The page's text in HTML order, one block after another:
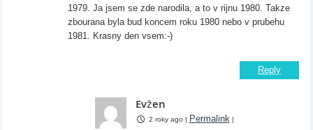
1979. Ja jsem se zde narodila, a to v rijnu 1980. Takze
zbourana byla bud koncem roku 1980 nebo v prubehu
1981. Krasny den vsem:-)
Reply
Evžen
2 roky ago | Permalink |